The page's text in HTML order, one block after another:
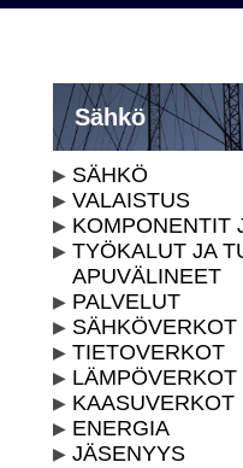
Sähkö
SÄHKÖ
VALAISTUS
KOMPONENTIT
TYÖKALUT JA
APUVÄLINEET
PALVELUT
SÄHKÖVERKOT
TIETOVERKOT
LÄMPÖVERKOT
KAASUVERKOT
ENERGIA
JÄSENYYS